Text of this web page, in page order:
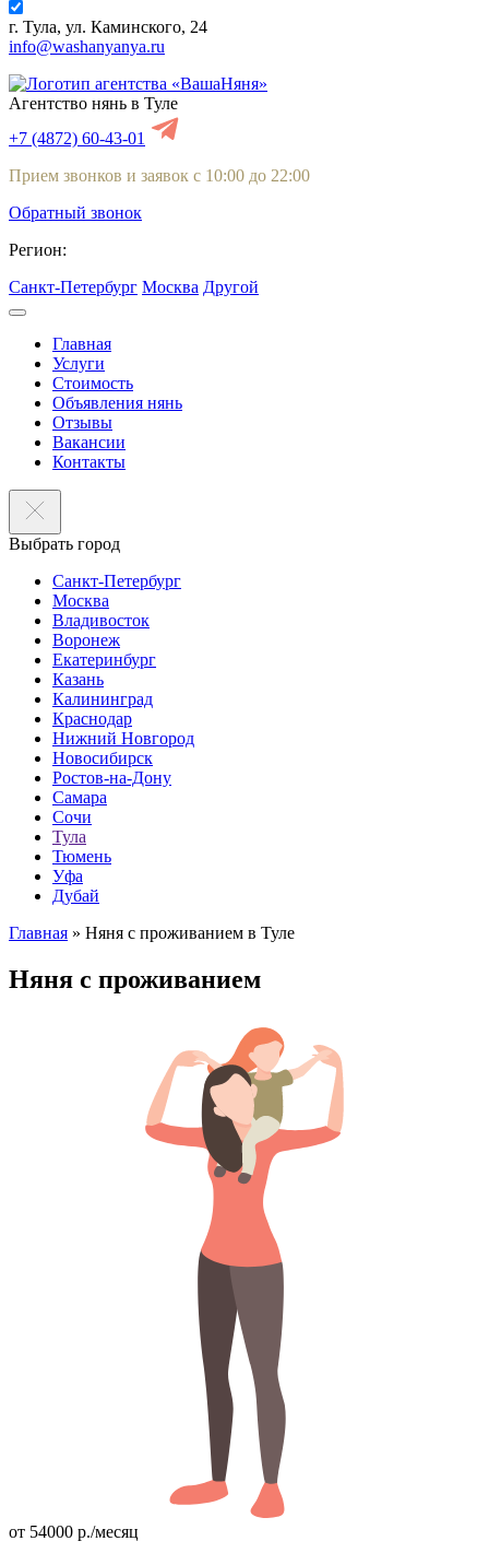
г. Тула, ул. Каминского, 24
info@washanyanya.ru
Агентство нянь в Туле
+7 (4872) 60-43-01
Прием звонков и заявок с 10:00 до 22:00
Обратный звонок
Регион:
Санкт-Петербург Москва Другой
Главная
Услуги
Стоимость
Объявления нянь
Отзывы
Вакансии
Контакты
Выбрать город
Санкт-Петербург
Москва
Владивосток
Воронеж
Екатеринбург
Казань
Калининград
Краснодар
Нижний Новгород
Новосибирск
Ростов-на-Дону
Самара
Сочи
Тула
Тюмень
Уфа
Дубай
Главная » Няня с проживанием в Туле
Няня с проживанием
от 54000 р./месяц